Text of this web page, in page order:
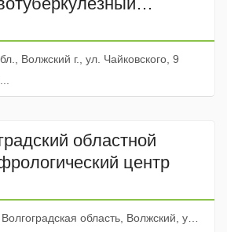
№ 7, детское
Волжский г., ул. Чайковского, 9
областной
центр
область, Волжский, улица имени Генерала Карбышева, 86